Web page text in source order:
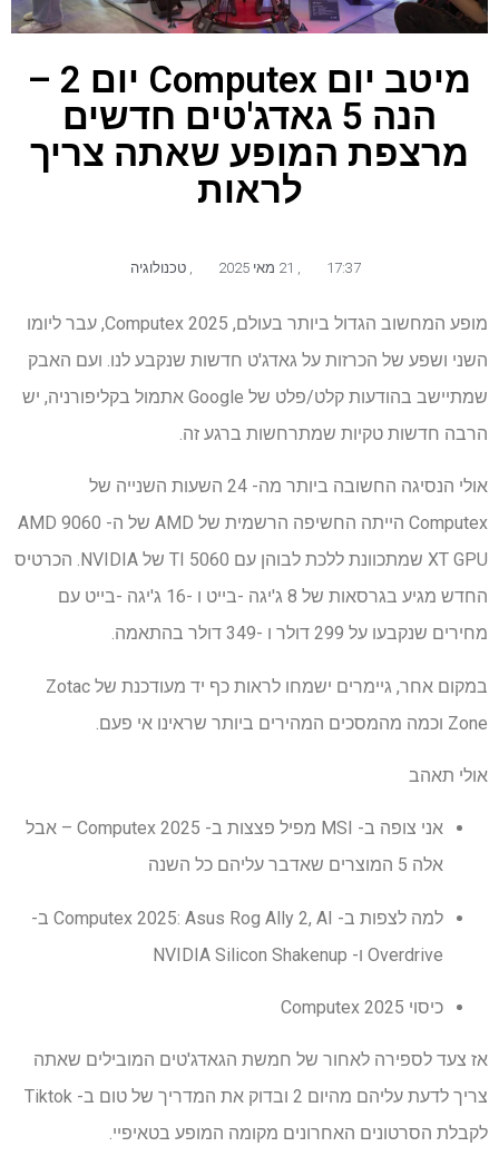
מיטב יום Computex יום 2 –
הנה 5 גאדג'טים חדשים
מרצפת המופע שאתה צריך
לראות
17:37 טכנולוגיה
מופע המחשוב הגדול ביותר בעולם, Computex 2025, עבר ליומו
השני ושפע של הכרזות על גאדג'ט חדשות שנקבע לנו. ועם האבק
שמתיישב בהודעות קלט/פלט של Google אתמול בקליפורניה, יש
הרבה חדשות טקיות שמתרחשות ברגע זה.
אולי הנסיגה החשובה ביותר מה- 24 השעות השנייה של
Computex הייתה החשיפה הרשמית של AMD של ה- AMD 9060
XT GPU שמתכוונת ללכת לבוהן עם 5060 TI של NVIDIA. הכרטיס
החדש מגיע בגרסאות של 8 ג'יגה -בייט ו -16 ג'יגה -בייט עם
מחירים שנקבעו על 299 דולר ו -349 דולר בהתאמה.
במקום אחר, גיימרים ישמחו לראות כף יד מעודכנת של Zotac
Zone וכמה מהמסכים המהירים ביותר שראינו אי פעם.
אולי תאהב
אני צופה ב- MSI מפיל פצצות ב- Computex 2025 – אבל
אלה 5 המוצרים שאדבר עליהם כל השנה
למה לצפות ב- Computex 2025: Asus Rog Ally 2, AI ב-
Overdrive ו- NVIDIA Silicon Shakenup
כיסוי Computex 2025
אז צעד לספירה לאחור של חמשת הגאדג'טים המובילים שאתה
צריך לדעת עליהם מהיום 2 ובדוק את המדריך של טום ב- Tiktok
לקבלת הסרטונים האחרונים מקומה המופע בטאיפיי.